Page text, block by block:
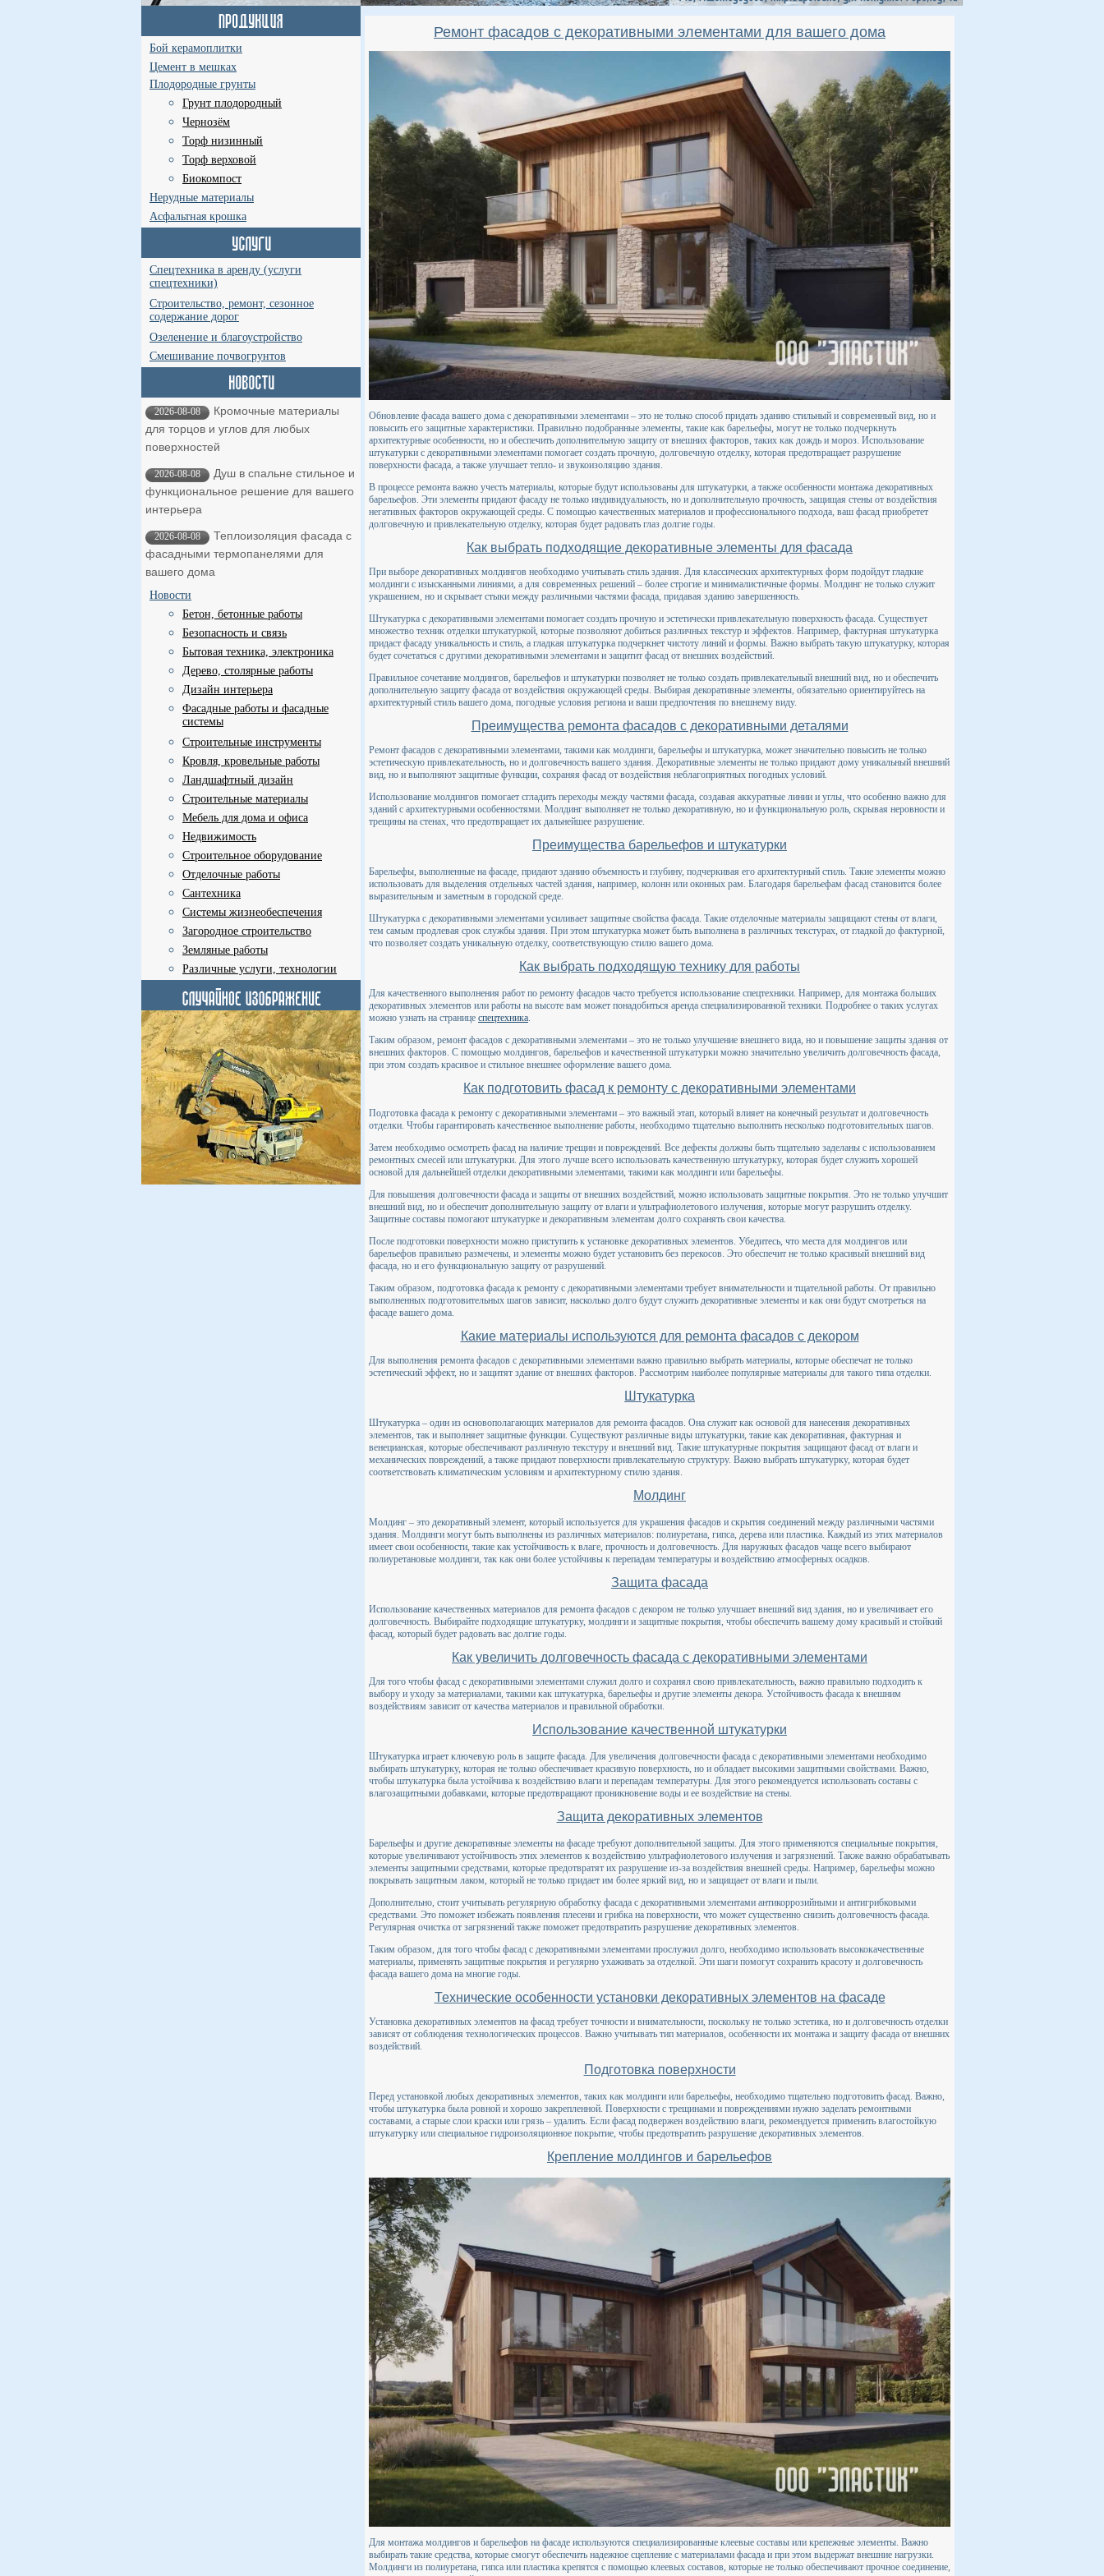
Бой керамоплитки
Цемент в мешках
Плодородные грунты
Грунт плодородный
Чернозём
Торф низинный
Торф верховой
Биокомпост
Нерудные материалы
Асфальтная крошка
Спецтехника в аренду (услуги
спецтехники)
Строительство, ремонт, сезонное
содержание дорог
Озеленение и благоустройство
Смешивание почвогрунтов
2026-08-08
Кромочные материалы
для торцов и углов для любых
поверхностей
2026-08-08
Душ в спальне стильное и
функциональное решение для вашего
интерьера
2026-08-08
Теплоизоляция фасада с
фасадными термопанелями для
вашего дома
Новости
Бетон, бетонные работы
Безопасность и связь
Бытовая техника, электроника
Дерево, столярные работы
Дизайн интерьера
Фасадные работы и фасадные
системы
Строительные инструменты
Кровля, кровельные работы
Ландшафтный дизайн
Строительные материалы
Мебель для дома и офиса
Недвижимость
Строительное оборудование
Отделочные работы
Сантехника
Системы жизнеобеспечения
Загородное строительство
Земляные работы
Различные услуги, технологии
Ремонт фасадов с декоративными элементами для вашего дома
Обновление фасада вашего дома с декоративными элементами – это не только способ придать зданию стильный и современный вид, но и
повысить его защитные характеристики. Правильно подобранные элементы, такие как барельефы, могут не только подчеркнуть
архитектурные особенности, но и обеспечить дополнительную защиту от внешних факторов, таких как дождь и мороз. Использование
штукатурки с декоративными элементами помогает создать прочную, долговечную отделку, которая предотвращает разрушение
поверхности фасада, а также улучшает тепло- и звукоизоляцию здания.
В процессе ремонта важно учесть материалы, которые будут использованы для штукатурки, а также особенности монтажа декоративных
барельефов. Эти элементы придают фасаду не только индивидуальность, но и дополнительную прочность, защищая стены от воздействия
негативных факторов окружающей среды. С помощью качественных материалов и профессионального подхода, ваш фасад приобретет
долговечную и привлекательную отделку, которая будет радовать глаз долгие годы.
Как выбрать подходящие декоративные элементы для фасада
При выборе декоративных молдингов необходимо учитывать стиль здания. Для классических архитектурных форм подойдут гладкие
молдинги с изысканными линиями, а для современных решений – более строгие и минималистичные формы. Молдинг не только служит
украшением, но и скрывает стыки между различными частями фасада, придавая зданию завершенность.
Штукатурка с декоративными элементами помогает создать прочную и эстетически привлекательную поверхность фасада. Существует
множество техник отделки штукатуркой, которые позволяют добиться различных текстур и эффектов. Например, фактурная штукатурка
придаст фасаду уникальность и стиль, а гладкая штукатурка подчеркнет чистоту линий и формы. Важно выбрать такую штукатурку, которая
будет сочетаться с другими декоративными элементами и защитит фасад от внешних воздействий.
Правильное сочетание молдингов, барельефов и штукатурки позволяет не только создать привлекательный внешний вид, но и обеспечить
дополнительную защиту фасада от воздействия окружающей среды. Выбирая декоративные элементы, обязательно ориентируйтесь на
архитектурный стиль вашего дома, погодные условия региона и ваши предпочтения по внешнему виду.
Преимущества ремонта фасадов с декоративными деталями
Ремонт фасадов с декоративными элементами, такими как молдинги, барельефы и штукатурка, может значительно повысить не только
эстетическую привлекательность, но и долговечность вашего здания. Декоративные элементы не только придают дому уникальный внешний
вид, но и выполняют защитные функции, сохраняя фасад от воздействия неблагоприятных погодных условий.
Использование молдингов помогает сгладить переходы между частями фасада, создавая аккуратные линии и углы, что особенно важно для
зданий с архитектурными особенностями. Молдинг выполняет не только декоративную, но и функциональную роль, скрывая неровности и
трещины на стенах, что предотвращает их дальнейшее разрушение.
Преимущества барельефов и штукатурки
Барельефы, выполненные на фасаде, придают зданию объемность и глубину, подчеркивая его архитектурный стиль. Такие элементы можно
использовать для выделения отдельных частей здания, например, колонн или оконных рам. Благодаря барельефам фасад становится более
выразительным и заметным в городской среде.
Штукатурка с декоративными элементами усиливает защитные свойства фасада. Такие отделочные материалы защищают стены от влаги,
тем самым продлевая срок службы здания. При этом штукатурка может быть выполнена в различных текстурах, от гладкой до фактурной,
что позволяет создать уникальную отделку, соответствующую стилю вашего дома.
Как выбрать подходящую технику для работы
Для качественного выполнения работ по ремонту фасадов часто требуется использование спецтехники. Например, для монтажа больших
декоративных элементов или работы на высоте вам может понадобиться аренда специализированной техники. Подробнее о таких услугах
можно узнать на странице спецтехника.
Таким образом, ремонт фасадов с декоративными элементами – это не только улучшение внешнего вида, но и повышение защиты здания от
внешних факторов. С помощью молдингов, барельефов и качественной штукатурки можно значительно увеличить долговечность фасада,
при этом создать красивое и стильное внешнее оформление вашего дома.
Как подготовить фасад к ремонту с декоративными элементами
Подготовка фасада к ремонту с декоративными элементами – это важный этап, который влияет на конечный результат и долговечность
отделки. Чтобы гарантировать качественное выполнение работы, необходимо тщательно выполнить несколько подготовительных шагов.
Затем необходимо осмотреть фасад на наличие трещин и повреждений. Все дефекты должны быть тщательно заделаны с использованием
ремонтных смесей или штукатурки. Для этого лучше всего использовать качественную штукатурку, которая будет служить хорошей
основой для дальнейшей отделки декоративными элементами, такими как молдинги или барельефы.
Для повышения долговечности фасада и защиты от внешних воздействий, можно использовать защитные покрытия. Это не только улучшит
внешний вид, но и обеспечит дополнительную защиту от влаги и ультрафиолетового излучения, которые могут разрушить отделку.
Защитные составы помогают штукатурке и декоративным элементам долго сохранять свои качества.
После подготовки поверхности можно приступить к установке декоративных элементов. Убедитесь, что места для молдингов или
барельефов правильно размечены, и элементы можно будет установить без перекосов. Это обеспечит не только красивый внешний вид
фасада, но и его функциональную защиту от разрушений.
Таким образом, подготовка фасада к ремонту с декоративными элементами требует внимательности и тщательной работы. От правильно
выполненных подготовительных шагов зависит, насколько долго будут служить декоративные элементы и как они будут смотреться на
фасаде вашего дома.
Какие материалы используются для ремонта фасадов с декором
Для выполнения ремонта фасадов с декоративными элементами важно правильно выбрать материалы, которые обеспечат не только
эстетический эффект, но и защитят здание от внешних факторов. Рассмотрим наиболее популярные материалы для такого типа отделки.
Штукатурка
Штукатурка – один из основополагающих материалов для ремонта фасадов. Она служит как основой для нанесения декоративных
элементов, так и выполняет защитные функции. Существуют различные виды штукатурки, такие как декоративная, фактурная и
венецианская, которые обеспечивают различную текстуру и внешний вид. Такие штукатурные покрытия защищают фасад от влаги и
механических повреждений, а также придают поверхности привлекательную структуру. Важно выбрать штукатурку, которая будет
соответствовать климатическим условиям и архитектурному стилю здания.
Молдинг
Молдинг – это декоративный элемент, который используется для украшения фасадов и скрытия соединений между различными частями
здания. Молдинги могут быть выполнены из различных материалов: полиуретана, гипса, дерева или пластика. Каждый из этих материалов
имеет свои особенности, такие как устойчивость к влаге, прочность и долговечность. Для наружных фасадов чаще всего выбирают
полиуретановые молдинги, так как они более устойчивы к перепадам температуры и воздействию атмосферных осадков.
Защита фасада
Использование качественных материалов для ремонта фасадов с декором не только улучшает внешний вид здания, но и увеличивает его
долговечность. Выбирайте подходящие штукатурку, молдинги и защитные покрытия, чтобы обеспечить вашему дому красивый и стойкий
фасад, который будет радовать вас долгие годы.
Как увеличить долговечность фасада с декоративными элементами
Для того чтобы фасад с декоративными элементами служил долго и сохранял свою привлекательность, важно правильно подходить к
выбору и уходу за материалами, такими как штукатурка, барельефы и другие элементы декора. Устойчивость фасада к внешним
воздействиям зависит от качества материалов и правильной обработки.
Использование качественной штукатурки
Штукатурка играет ключевую роль в защите фасада. Для увеличения долговечности фасада с декоративными элементами необходимо
выбирать штукатурку, которая не только обеспечивает красивую поверхность, но и обладает высокими защитными свойствами. Важно,
чтобы штукатурка была устойчива к воздействию влаги и перепадам температуры. Для этого рекомендуется использовать составы с
влагозащитными добавками, которые предотвращают проникновение воды и ее воздействие на стены.
Защита декоративных элементов
Барельефы и другие декоративные элементы на фасаде требуют дополнительной защиты. Для этого применяются специальные покрытия,
которые увеличивают устойчивость этих элементов к воздействию ультрафиолетового излучения и загрязнений. Также важно обрабатывать
элементы защитными средствами, которые предотвратят их разрушение из-за воздействия внешней среды. Например, барельефы можно
покрывать защитным лаком, который не только придает им более яркий вид, но и защищает от влаги и пыли.
Дополнительно, стоит учитывать регулярную обработку фасада с декоративными элементами антикоррозийными и антигрибковыми
средствами. Это поможет избежать появления плесени и грибка на поверхности, что может существенно снизить долговечность фасада.
Регулярная очистка от загрязнений также поможет предотвратить разрушение декоративных элементов.
Таким образом, для того чтобы фасад с декоративными элементами прослужил долго, необходимо использовать высококачественные
материалы, применять защитные покрытия и регулярно ухаживать за отделкой. Эти шаги помогут сохранить красоту и долговечность
фасада вашего дома на многие годы.
Технические особенности установки декоративных элементов на фасаде
Установка декоративных элементов на фасад требует точности и внимательности, поскольку не только эстетика, но и долговечность отделки
зависят от соблюдения технологических процессов. Важно учитывать тип материалов, особенности их монтажа и защиту фасада от внешних
воздействий.
Подготовка поверхности
Перед установкой любых декоративных элементов, таких как молдинги или барельефы, необходимо тщательно подготовить фасад. Важно,
чтобы штукатурка была ровной и хорошо закрепленной. Поверхности с трещинами и повреждениями нужно заделать ремонтными
составами, а старые слои краски или грязь – удалить. Если фасад подвержен воздействию влаги, рекомендуется применить влагостойкую
штукатурку или специальное гидроизоляционное покрытие, чтобы предотвратить разрушение декоративных элементов.
Крепление молдингов и барельефов
Для монтажа молдингов и барельефов на фасаде используются специализированные клеевые составы или крепежные элементы. Важно
выбирать такие средства, которые смогут обеспечить надежное сцепление с материалами фасада и при этом выдержат внешние нагрузки.
Молдинги из полиуретана, гипса или пластика крепятся с помощью клеевых составов, которые не только обеспечивают прочное соединение,